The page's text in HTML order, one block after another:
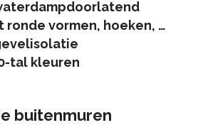
ronde vormen, hoeken, …
tal kleuren
buitenmuren